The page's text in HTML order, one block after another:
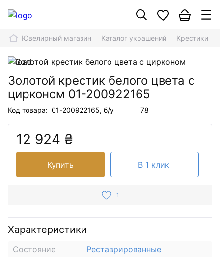
Ювелирный магазин Каталог украшений Крестики
Золотой крестик белого цвета с
цирконом 01-200922165
Код товара: 01-200922165, б/у 78
12 924 ₴
Купить В 1 клик
1
Характеристики
Состояние
Реставрированные